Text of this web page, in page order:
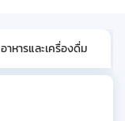
อาหารและเครื่องดื่ม